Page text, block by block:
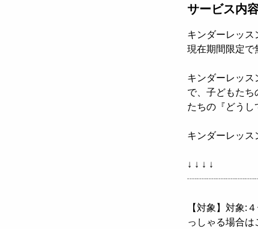
サービス内
キンダーレッス
現在期間限定で
キンダーレッ
で、子どもた
たちの『どうし
キンダーレッス
↓ ↓ ↓ ↓
【対象】対象:
っしゃる場合は